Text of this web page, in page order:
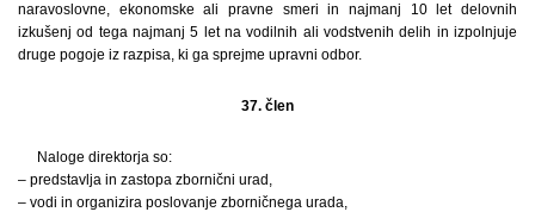
naravoslovne, ekonomske ali pravne smeri in najmanj 10 let delovnih
izkušenj od tega najmanj 5 let na vodilnih ali vodstvenih delih in izpolnjuje
druge pogoje iz razpisa, ki ga sprejme upravni odbor.
37. člen
Naloge direktorja so:
– predstavlja in zastopa zbornični urad,
– vodi in organizira poslovanje zborničnega urada,